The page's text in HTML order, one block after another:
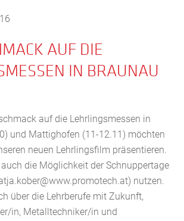
AUF DIE
IN BRAUNAU
auf die Lehrlingsmessen in
und Mattighofen (11-12.11) möchten
neuen Lehrlingsfilm präsentieren.
auch die Möglichkeit der Schnuppertage
ta.hc
etomo
rp.ww
w@reb
ok.aj
) nutzen.
über die Lehrberufe mit Zukunft,
in, Metalltechniker/in und